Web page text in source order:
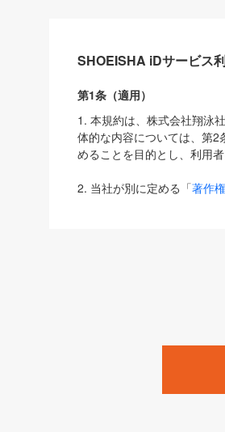
SHOEISHA iDサービス
第1条（適用）
1. 本規約は、株式会社翔泳
体的な内容については、第
めることを目的とし、利用
2. 当社が別に定める「著作
は、本規約の規定が優先し
1. 「本サービス」とは、当
みます）及びこれらサービ
「SEBook」「SEShop」